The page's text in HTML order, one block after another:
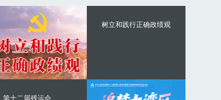
树立和践行正确政绩观
第十二届残运会